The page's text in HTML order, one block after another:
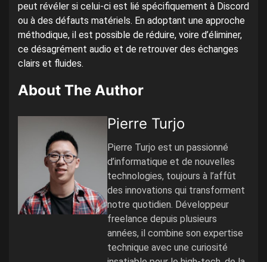
peut révéler si celui-ci est lié spécifiquement à Discord
ou à des défauts matériels. En adoptant une approche
méthodique, il est possible de réduire, voire d’éliminer,
ce désagrément audio et de retrouver des échanges
clairs et fluides.
About The Author
Pierre Turjo
Pierre Turjo est un passionné
d’informatique et de nouvelles
technologies, toujours à l’affût
des innovations qui transforment
notre quotidien. Développeur
freelance depuis plusieurs
années, il combine son expertise
technique avec une curiosité